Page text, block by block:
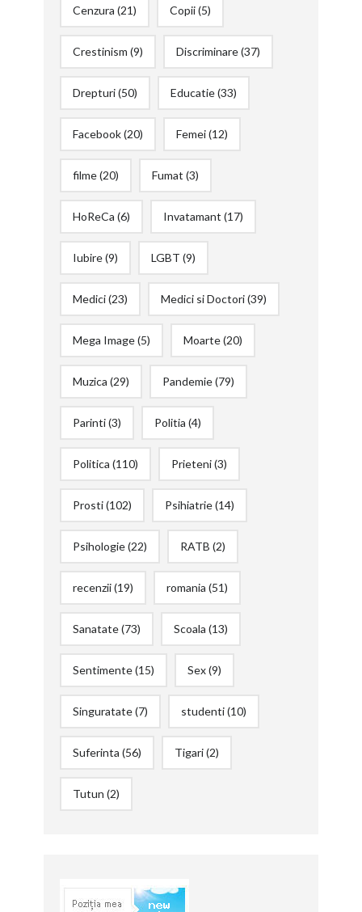
Cenzura (21) Copii(5)
Crestinism (9) Discriminare(37)
Drepturi(50) Educatie(33)
Facebook(20) Femei(12)
filme(20) Fumat (3)
HoReCa (6) Invatamant (17)
Iubire(9) LGBT (9)
Medici(23) Medici si Doctori(39)
Mega Image(5) Moarte(20)
Muzica (29) Pandemie(79)
Parinti(3) Politia (4)
Politica (110) Prieteni(3)
Prosti(102) Psihiatrie(14)
Psihologie(22) RATB (2)
recenzii(19) romania (51)
Sanatate(73) Scoala (13)
Sentimente(15) Sex(9)
Singuratate(7) studenti(10)
Suferinta (56) Tigari(2)
Tutun (2)